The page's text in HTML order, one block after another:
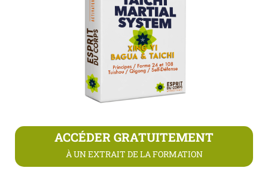
ACCÉDER GRATUITEMENT
À UN EXTRAIT DE LA FORMATION